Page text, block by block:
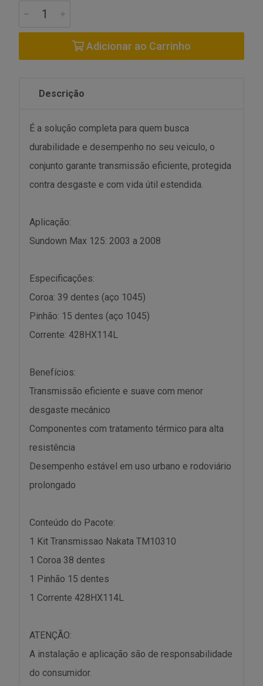
Adicionar ao Carrinho
Descrição
É a solução completa para quem busca
durabilidade e desempenho no seu veiculo, o
conjunto garante transmissão eficiente, protegida
contra desgaste e com vida útil estendida.
Aplicação:
Sundown Max 125: 2003 a 2008
Especificações:
Coroa: 39 dentes (aço 1045)
Pinhão: 15 dentes (aço 1045)
Corrente: 428HX114L
Benefícios:
Transmissão eficiente e suave com menor
desgaste mecânico
Componentes com tratamento térmico para alta
resistência
Desempenho estável em uso urbano e rodoviário
prolongado
Conteúdo do Pacote:
1 Kit Transmissao Nakata TM10310
1 Coroa 38 dentes
1 Pinhão 15 dentes
1 Corrente 428HX114L
ATENÇÃO:
A instalação e aplicação são de responsabilidade
do consumidor.